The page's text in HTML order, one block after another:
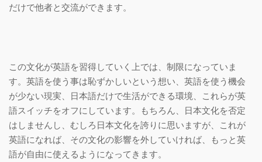
だけで他者と交流ができます。
この文化が英語を習得していく上では、制限になっていま
す。英語を使う事は恥ずかしいという想い、英語を使う機会
が少ない現実、日本語だけで生活ができる環境、これらが英
語スイッチをオフにしています。もちろん、日本文化を否定
はしませんし、むしろ日本文化を誇りに思いますが、これが
英語になれば、その文化の影響を外していければ、もっと英
語が自由に使えるようになってきます。